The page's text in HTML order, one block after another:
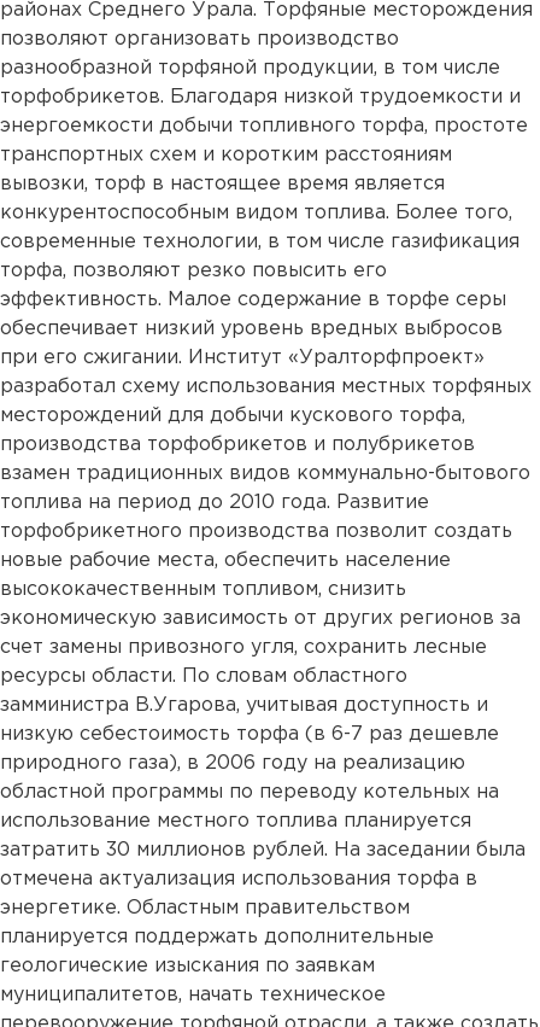
районах Среднего Урала. Торфяные месторождения
позволяют организовать производство
разнообразной торфяной продукции, в том числе
торфобрикетов. Благодаря низкой трудоемкости и
энергоемкости добычи топливного торфа, простоте
транспортных схем и коротким расстояниям
вывозки, торф в настоящее время является
конкурентоспособным видом топлива. Более того,
современные технологии, в том числе газификация
торфа, позволяют резко повысить его
эффективность. Малое содержание в торфе серы
обеспечивает низкий уровень вредных выбросов
при его сжигании. Институт «Уралторфпроект»
разработал схему использования местных торфяных
месторождений для добычи кускового торфа,
производства торфобрикетов и полубрикетов
взамен традиционных видов коммунально-бытового
топлива на период до 2010 года. Развитие
торфобрикетного производства позволит создать
новые рабочие места, обеспечить население
высококачественным топливом, снизить
экономическую зависимость от других регионов за
счет замены привозного угля, сохранить лесные
ресурсы области. По словам областного
замминистра В.Угарова, учитывая доступность и
низкую себестоимость торфа (в 6-7 раз дешевле
природного газа), в 2006 году на реализацию
областной программы по переводу котельных на
использование местного топлива планируется
затратить 30 миллионов рублей. На заседании была
отмечена актуализация использования торфа в
энергетике. Областным правительством
планируется поддержать дополнительные
геологические изыскания по заявкам
муниципалитетов, начать техническое